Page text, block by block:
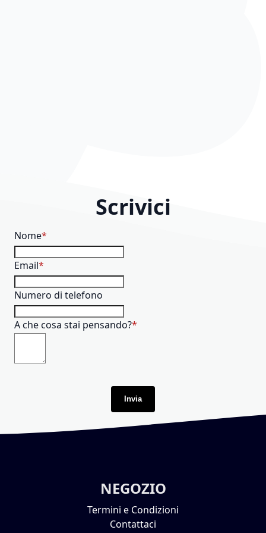
Scrivici
Nome
Email
Numero di telefono
A che cosa stai pensando?
Invia
NEGOZIO
Termini e Condizioni
Contattaci